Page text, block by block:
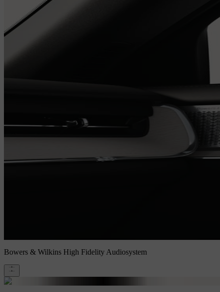
Bowers & Wilkins High Fidelity Audiosystem